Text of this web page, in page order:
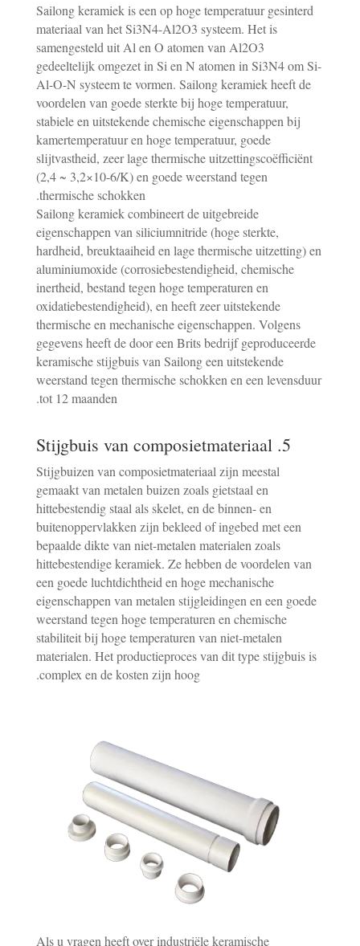
Sailong keramiek is een op hoge temperatuur gesinterd
materiaal van het Si3N4-Al2O3 systeem. Het is
samengesteld uit Al en O atomen van Al2O3
gedeeltelijk omgezet in Si en N atomen in Si3N4 om Si-
Al-O-N systeem te vormen. Sailong keramiek heeft de
voordelen van goede sterkte bij hoge temperatuur,
stabiele en uitstekende chemische eigenschappen bij
kamertemperatuur en hoge temperatuur, goede
slijtvastheid, zeer lage thermische uitzettingscoëfficiënt
(2,4 ~ 3,2×10-6/K) en goede weerstand tegen
thermische schokken.
Sailong keramiek combineert de uitgebreide
eigenschappen van siliciumnitride (hoge sterkte,
hardheid, breuktaaiheid en lage thermische uitzetting) en
aluminiumoxide (corrosiebestendigheid, chemische
inertheid, bestand tegen hoge temperaturen en
oxidatiebestendigheid), en heeft zeer uitstekende
thermische en mechanische eigenschappen. Volgens
gegevens heeft de door een Brits bedrijf geproduceerde
keramische stijgbuis van Sailong een uitstekende
weerstand tegen thermische schokken en een levensduur
tot 12 maanden.
5. Stijgbuis van composietmateriaal
Stijgbuizen van composietmateriaal zijn meestal
gemaakt van metalen buizen zoals gietstaal en
hittebestendig staal als skelet, en de binnen- en
buitenoppervlakken zijn bekleed of ingebed met een
bepaalde dikte van niet-metalen materialen zoals
hittebestendige keramiek. Ze hebben de voordelen van
een goede luchtdichtheid en hoge mechanische
eigenschappen van metalen stijgleidingen en een goede
weerstand tegen hoge temperaturen en chemische
stabiliteit bij hoge temperaturen van niet-metalen
materialen. Het productieproces van dit type stijgbuis is
complex en de kosten zijn hoog.
Als u vragen heeft over industriële keramische